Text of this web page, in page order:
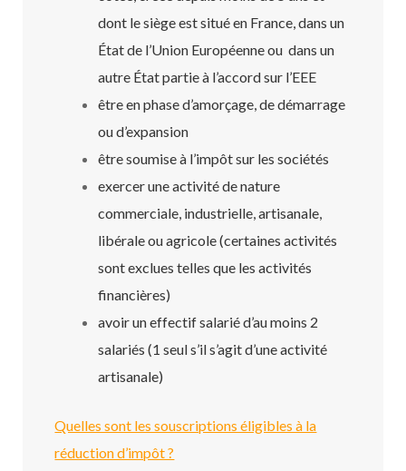
dont le siège est situé en France, dans un
État de l’Union Européenne ou dans un
autre État partie à l’accord sur l’EEE
être en phase d’amorçage, de démarrage
ou d’expansion
être soumise à l’impôt sur les sociétés
exercer une activité de nature
commerciale, industrielle, artisanale,
libérale ou agricole (certaines activités
sont exclues telles que les activités
financières)
avoir un effectif salarié d’au moins 2
salariés (1 seul s’il s’agit d’une activité
artisanale)
Quelles sont les souscriptions éligibles à la
réduction d’impôt ?